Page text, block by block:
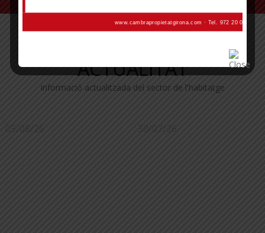
ACTUALITAT
Informació actualitzada del sector de l'habitatge
05/08/26 30/07/26